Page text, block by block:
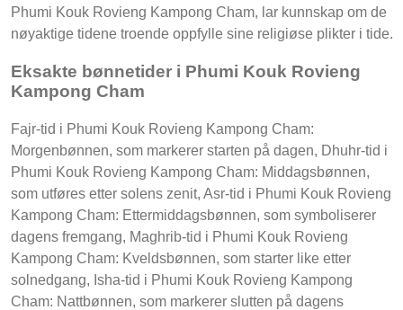
Phumi Kouk Rovieng Kampong Cham, lar kunnskap om de
nøyaktige tidene troende oppfylle sine religiøse plikter i tide.
Eksakte bønnetider i Phumi Kouk Rovieng
Kampong Cham
Fajr-tid i Phumi Kouk Rovieng Kampong Cham:
Morgenbønnen, som markerer starten på dagen, Dhuhr-tid i
Phumi Kouk Rovieng Kampong Cham: Middagsbønnen,
som utføres etter solens zenit, Asr-tid i Phumi Kouk Rovieng
Kampong Cham: Ettermiddagsbønnen, som symboliserer
dagens fremgang, Maghrib-tid i Phumi Kouk Rovieng
Kampong Cham: Kveldsbønnen, som starter like etter
solnedgang, Isha-tid i Phumi Kouk Rovieng Kampong
Cham: Nattbønnen, som markerer slutten på dagens